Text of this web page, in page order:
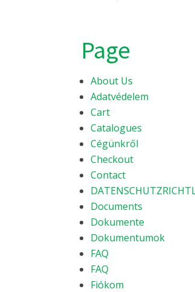
Page
About Us
Adatvédelem
Cart
Catalogues
Cégünkről
Checkout
Contact
Documents
Dokumente
Dokumentumok
FAQ
FAQ
Fiókom